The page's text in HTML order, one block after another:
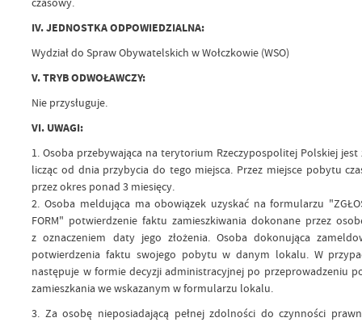
IV. JEDNOSTKA ODPOWIEDZIALNA:
Wydział do Spraw Obywatelskich w Wołczkowie (WSO)
V. TRYB ODWOŁAWCZY:
Nie przysługuje.
VI. UWAGI:
1. Osoba przebywająca na terytorium Rzeczypospolitej Polskiej
licząc od dnia przybycia do tego miejsca. Przez miejsce pobytu
przez okres ponad 3 miesięcy.
2. Osoba meldująca ma obowiązek uzyskać na formularzu
FORM" potwierdzenie faktu zamieszkiwania dokonane przez
z oznaczeniem daty jego złożenia. Osoba dokonująca
potwierdzenia faktu swojego pobytu w danym lokalu. W
następuje w formie decyzji administracyjnej po przeprowadzeniu
zamieszkania we wskazanym w formularzu lokalu.
3. Za osobę nieposiadającą pełnej zdolności do czynności